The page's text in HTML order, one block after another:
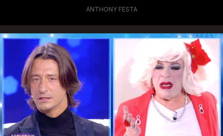
ANTHONY FESTA